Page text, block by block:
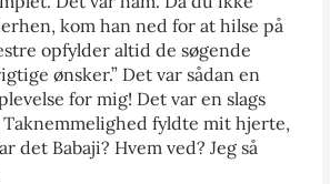
kom han ned for at hilse på
opfylder altid de søgende
ønsker.” Det var sådan en
for mig! Det var en slags
fyldte mit hjerte,
det Babaji? Hvem ved? Jeg så